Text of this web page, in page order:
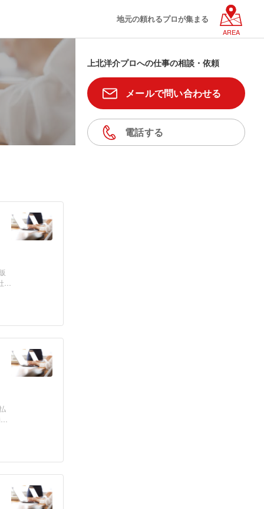
地元の頼れるプロが集まる
AREA
上北洋介プロへの仕事の相談・依頼
メールで問い合わせる
電話する